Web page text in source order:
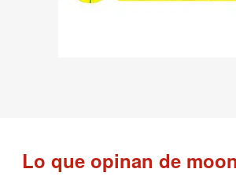
Lo que opinan de